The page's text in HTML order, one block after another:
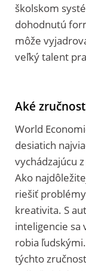
školskom
dohodnutú
môže
veľký talent
Aké
World
desiatich
vychádzajúcu
Ako
riešiť
kreativita. S
inteligencie sa
robia
týchto